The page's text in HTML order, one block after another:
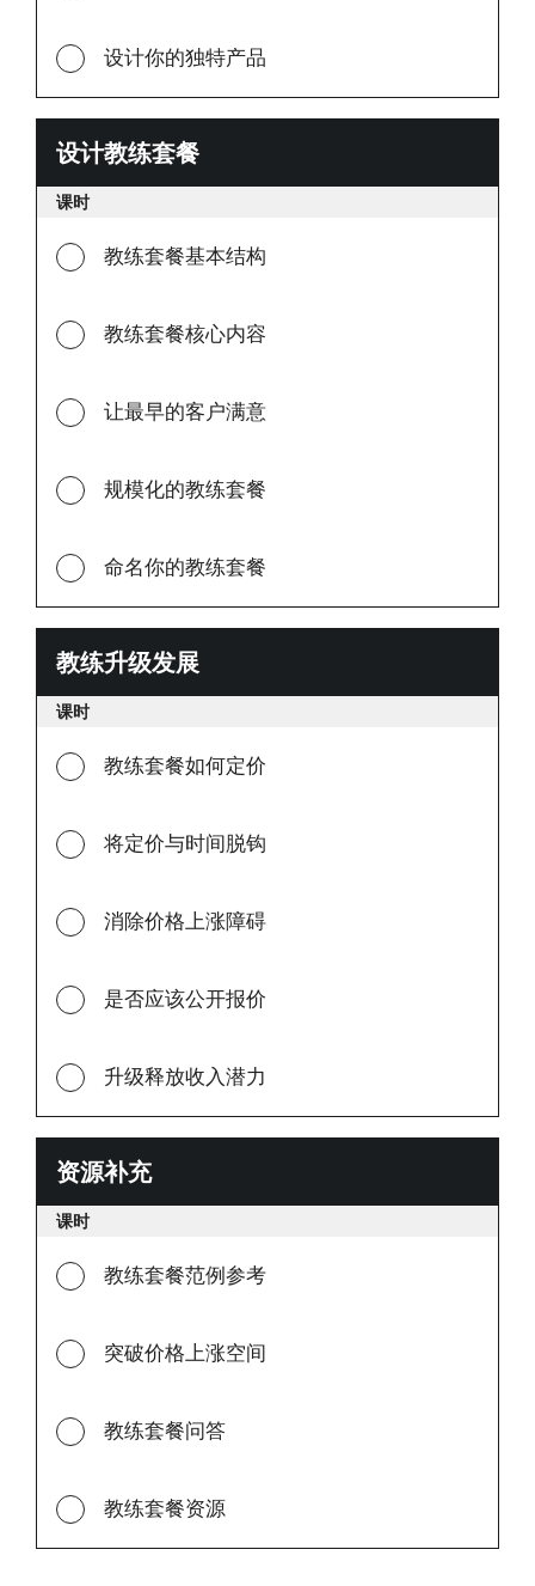
设计你的独特产品
设计教练套餐
计
课时
教练套餐基本结构
教练套餐核心内容
让最早的客户满意
规模化的教练套餐
命名你的教练套餐
教练升级发展
练
课时
教练套餐如何定价
将定价与时间脱钩
消除价格上涨障碍
是否应该公开报价
升级释放收入潜力
资源补充
源
课时
教练套餐范例参考
突破价格上涨空间
教练套餐问答
教练套餐资源